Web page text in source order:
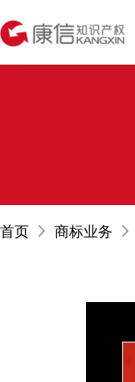
首页 商标业务